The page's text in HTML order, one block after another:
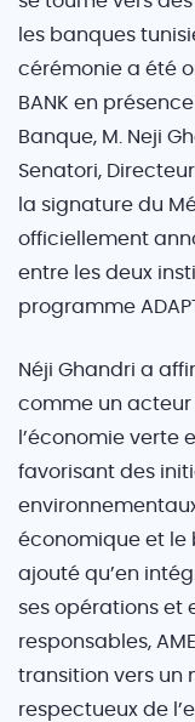
les banques
cérémonie a été
BANK en
Banque, M. Neji
Senatori,
la signature du
officiellement
entre les deux
programme
Néji Ghandri a
comme un
l’économie verte
favorisant des
économique et le
ajouté qu’en
ses opérations et
responsables,
transition vers un
respectueux de